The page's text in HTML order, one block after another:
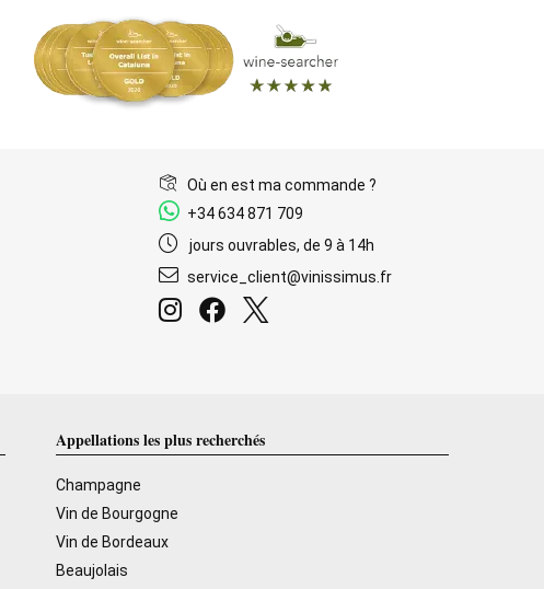
Où en est ma commande ?
+34 634 871 709
jours ouvrables, de 9 à 14h
service_client@vinissimus.fr
Appellations les plus recherchés
Champagne
Vin de Bourgogne
Vin de Bordeaux
Beaujolais